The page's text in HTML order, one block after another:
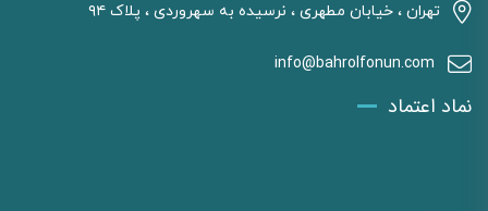
تهران ، خیابان مطهری ، نرسیده به سهروردی ، پلاک ۹۴
info@bahrolfonun.com
نماد اعتماد